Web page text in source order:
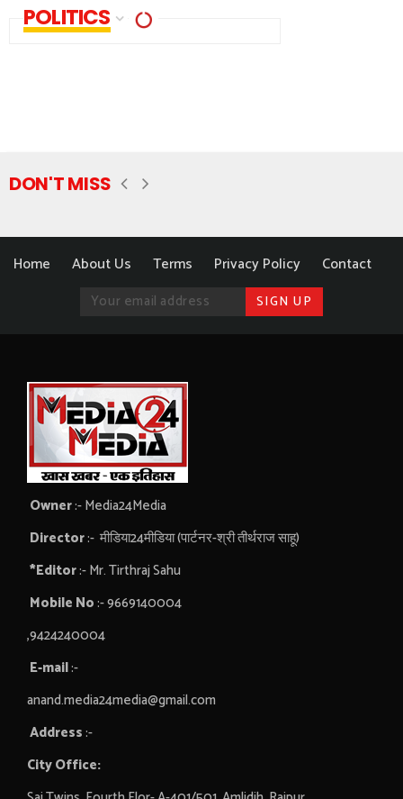
POLITICS
DON'T MISS
Home About Us Terms Privacy Policy Contact
Owner:- Media24Media
Director:- मीडिया24मीडिया (पार्टनर-श्री तीर्थराज साहू)
*Editor:- Mr. Tirthraj Sahu
Mobile No:- 9669140004
,9424240004
E-mail:-
anand.media24media@gmail.com
Address:-
City Office: